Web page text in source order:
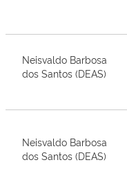
Neisvaldo Barbosa
dos Santos (DEAS)
Neisvaldo Barbosa
dos Santos (DEAS)